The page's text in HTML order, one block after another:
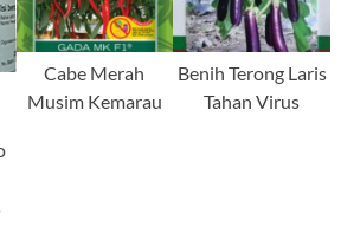
Cabe Merah
Musim Kemarau
Benih Terong Laris
Tahan Virus